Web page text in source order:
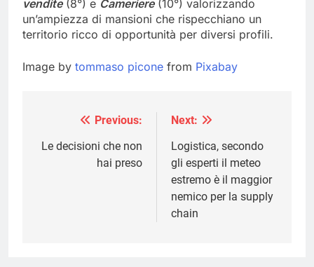
vendite (8°) e Cameriere(10°) valorizzando
un’ampiezza di mansioni che rispecchiano un
territorio ricco di opportunità per diversi profili.
Image by tommaso picone from Pixabay
Navigazione
articoli
Previous:
Le decisioni che non
hai preso
Next:
Logistica, secondo
gli esperti il meteo
estremo è il maggior
nemico per la supply
chain